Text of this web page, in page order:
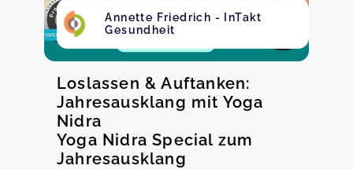
Annette Friedrich - InTakt
Gesundheit
Loslassen & Auftanken:
Jahresausklang mit Yoga
Nidra
Yoga Nidra Special zum
Jahresausklang